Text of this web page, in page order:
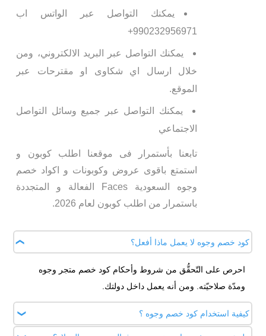
يمكنك التواصل عبر الواتس اب
990232956971+
يمكنك التواصل عبر البريد الالكتروني، ومن
خلال ارسال اي شكاوى او مقترحات عبر
الموقع.
يمكنك التواصل عبر جميع وسائل التواصل
الاجتماعي
تابعنا بأستمرار فى موقعنا اطلب كوبون و
استمتع باقوى عروض وكوبونات و اكواد خصم
وجوه السعودية Faces الفعالة و المتجددة
باستمرار من اطلب كوبون لعام 2026.
كود خصم وجوه لا يعمل ماذا أفعل؟
احرص على التّحقُّق من شروط وأحكام كود خصم متجر وجوه
ومدّة صلاحيّته. ومن أنه يعمل داخل دولتك.
كيفية استخدام كود خصم وجوه ؟